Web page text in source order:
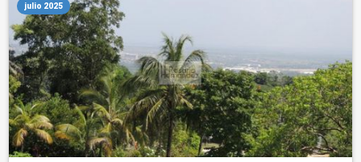
julio 2025